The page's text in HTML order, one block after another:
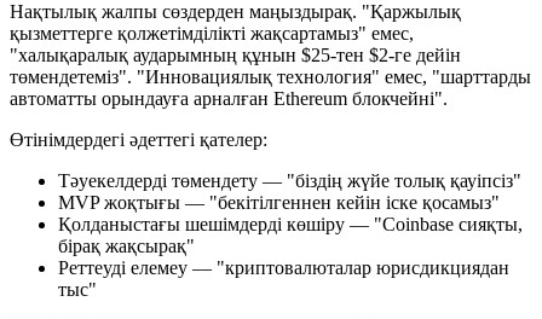
Нақтылық жалпы сөздерден маңыздырақ. "Қаржылық
қызметтерге қолжетімділікті жақсартамыз" емес,
"халықаралық аударымның құнын $25-тен $2-ге дейін
төмендетеміз". "Инновациялық технология" емес, "шарттарды
автоматты орындауға арналған Ethereum блокчейні".
Өтінімдердегі әдеттегі қателер:
Тәуекелдерді төмендету — "біздің жүйе толық қауіпсіз"
MVP жоқтығы — "бекітілгеннен кейін іске қосамыз"
Қолданыстағы шешімдерді көшіру — "Coinbase сияқты,
бірақ жақсырақ"
Реттеуді елемеу — "криптовалюталар юрисдикциядан
тыс"